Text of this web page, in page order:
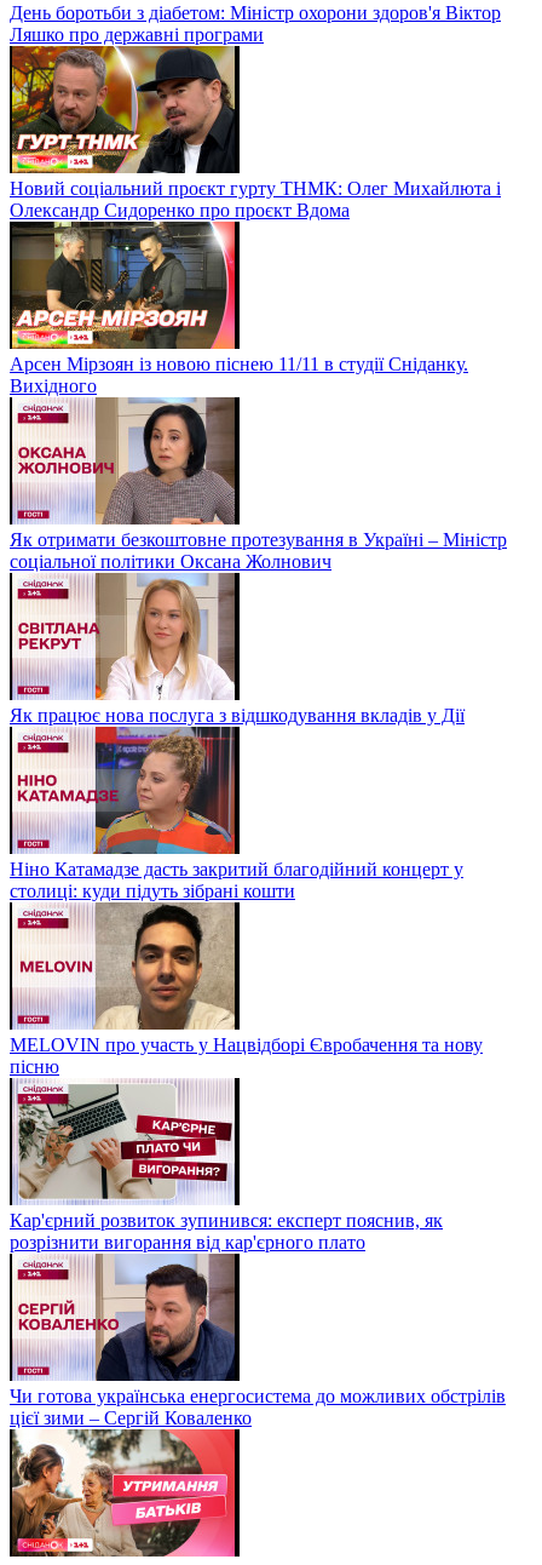
День боротьби з діабетом: Міністр охорони здоров'я Віктор
Ляшко про державні програми
Новий соціальний проєкт гурту ТНМК: Олег Михайлюта і
Олександр Сидоренко про проєкт Вдома
Арсен Мірзоян із новою піснею 11/11 в студії Сніданку.
Вихідного
Як отримати безкоштовне протезування в Україні – Міністр
соціальної політики Оксана Жолнович
Як працює нова послуга з відшкодування вкладів у Дії
Ніно Катамадзе дасть закритий благодійний концерт у
столиці: куди підуть зібрані кошти
MELOVIN про участь у Нацвідборі Євробачення та нову
пісню
Кар'єрний розвиток зупинився: експерт пояснив, як
розрізнити вигорання від кар'єрного плато
Чи готова українська енергосистема до можливих обстрілів
цієї зими – Сергій Коваленко